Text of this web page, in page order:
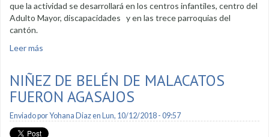
que la actividad se desarrollará en los centros infantiles, centro del
Adulto Mayor, discapacidades y en las trece parroquias del
cantón.
Leer más
NIÑEZ DE BELÉN DE MALACATOS
FUERON AGASAJOS
Enviado porYohana Diazen Lun, 10/12/2018 - 09:57